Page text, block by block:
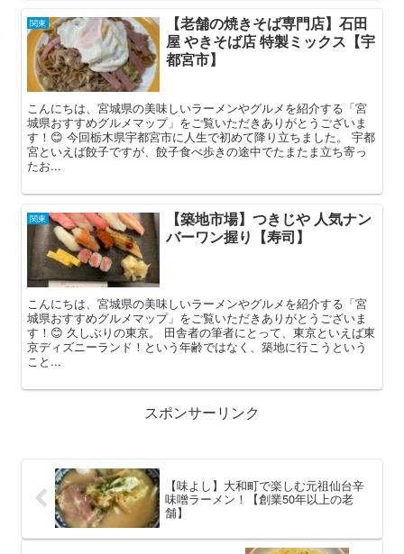
関東
【老舗の焼きそば専門店】石田
屋 やきそば店 特製ミックス【宇
都宮市】
こんにちは、宮城県の美味しいラーメンやグルメを紹介する「宮
城県おすすめグルメマップ」をご覧いただきありがとうございま
す！😊 今回栃木県宇都宮市に人生で初めて降り立ちました。 宇都
宮といえば餃子ですが、餃子食べ歩きの途中でたまたま立ち寄っ
たお...
関東
【築地市場】つきじや 人気ナン
バーワン握り【寿司】
こんにちは、宮城県の美味しいラーメンやグルメを紹介する「宮
城県おすすめグルメマップ」をご覧いただきありがとうございま
す！😊 久しぶりの東京。 田舎者の筆者にとって、東京といえば東
京ディズニーランド！という年齢ではなく、築地に行こうという
こと...
スポンサーリンク
【味よし】大和町で楽しむ元祖仙台辛
味噌ラーメン！【創業50年以上の老
舗】